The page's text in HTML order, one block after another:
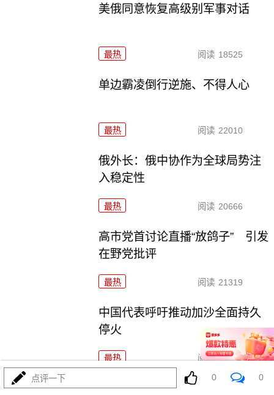
美俄同意恢复高级别军事对话
最热 阅读 18525
单边霸凌倒行逆施、不得人心
最热 阅读 22010
俄外长：俄中协作为全球局势注
入稳定性
最热 阅读 20666
高市党首讨论直播“放鸽子” 引发
在野党批评
最热 阅读 21319
中国代表呼吁推动加沙全面持久
停火
最热 阅读 20086
朝鲜试射更新型大口径火箭炮 金
点评一下 0 0